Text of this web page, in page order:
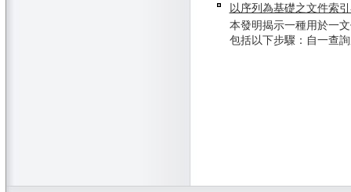
以序列為基礎之文件索
本發明揭示一種用於一
包括以下步驟：自一查